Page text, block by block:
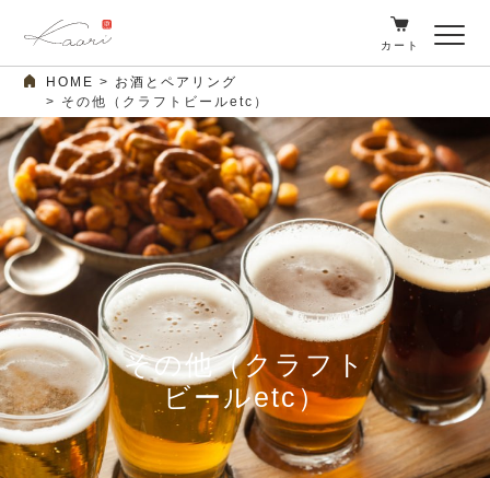
カート
HOME
お酒とペアリング
その他（クラフトビールetc）
その他（クラフト
ビールetc）